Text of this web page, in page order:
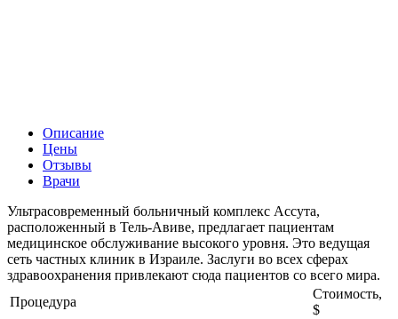
Описание
Цены
Отзывы
Врачи
Ультрасовременный больничный комплекс Ассута,
расположенный в Тель-Авиве, предлагает пациентам
медицинское обслуживание высокого уровня. Это ведущая
сеть частных клиник в Израиле. Заслуги во всех сферах
здравоохранения привлекают сюда пациентов со всего мира.
Процедура
Стоимость,
$